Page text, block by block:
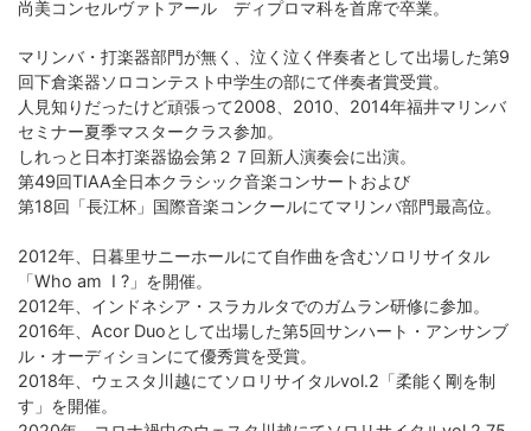
尚美コンセルヴァトアール ディプロマ科を首席で卒業。
マリンバ・打楽器部門が無く、泣く泣く伴奏者として出場した第9
回下倉楽器ソロコンテスト中学生の部にて伴奏者賞受賞。
人見知りだったけど頑張って2008、2010、2014年福井マリンバ
セミナー夏季マスタークラス参加。
しれっと日本打楽器協会第２７回新人演奏会に出演。
第49回TIAA全日本クラシック音楽コンサートおよび
第18回「長江杯」国際音楽コンクールにてマリンバ部門最高位。
2012年、日暮里サニーホールにて自作曲を含むソロリサイタル
「Who am I ?」を開催。
2012年、インドネシア・スラカルタでのガムラン研修に参加。
2016年、Acor Duoとして出場した第5回サンハート・アンサンブ
ル・オーディションにて優秀賞を受賞。
2018年、ウェスタ川越にてソロリサイタルvol.2「柔能く剛を制
す」を開催。